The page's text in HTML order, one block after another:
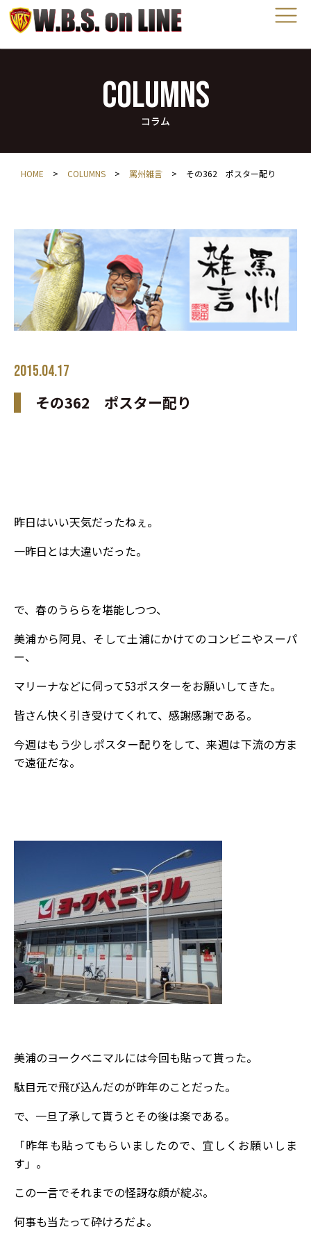
COLUMNS
コラム
HOME > COLUMNS > 罵州雑言 > その362 ポスター配り
2015.04.17
その362 ポスター配り
昨日はいい天気だったねぇ。
一昨日とは大違いだった。
で、春のうららを堪能しつつ、
美浦から阿見、そして土浦にかけてのコンビニやスーパ
ー、
マリーナなどに伺って53ポスターをお願いしてきた。
皆さん快く引き受けてくれて、感謝感謝である。
今週はもう少しポスター配りをして、来週は下流の方ま
で遠征だな。
美浦のヨークベニマルには今回も貼って貰った。
駄目元で飛び込んだのが昨年のことだった。
で、一旦了承して貰うとその後は楽である。
「昨年も貼ってもらいましたので、宜しくお願いしま
す」。
この一言でそれまでの怪訝な顔が綻ぶ。
何事も当たって砕けろだよ。